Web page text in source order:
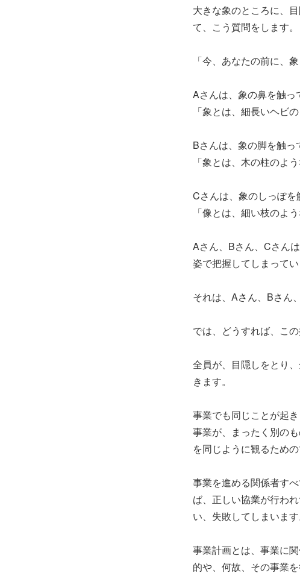
大きな象のところに、
て、こう質問をします。
「今、あなたの前に、
Aさんは、象の鼻を触っ
「象とは、細長いヘビ
Bさんは、象の脚を触っ
「象とは、木の柱のよ
Cさんは、象のしっぽを
「像とは、細い枝のよ
Aさん、Bさん、Cさん
姿で把握してしまってい
それは、Aさん、Bさん
では、どうすれば、こ
全員が、目隠しをとり
きます。
事業でも同じことが起
事業が、まったく別の
を同じように観るため
事業を進める関係者す
ば、正しい協業が行わ
い、失敗してしまいます
事業計画とは、事業に
的や、何故、その事業